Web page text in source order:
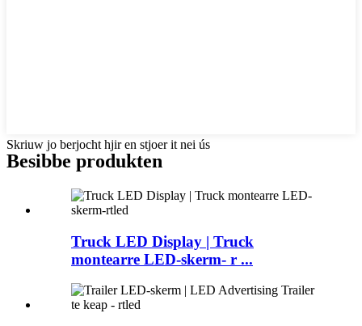
Skriuw jo berjocht hjir en stjoer it nei ús
Besibbe produkten
Truck LED Display | Truck
montearre LED-skerm- r ...